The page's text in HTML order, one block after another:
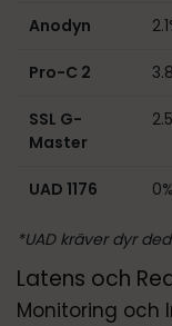
Anodyn
Pro-C 2
SSL G-
Master
UAD 1176
*UAD kräver dyr
Latens och
Monitoring och